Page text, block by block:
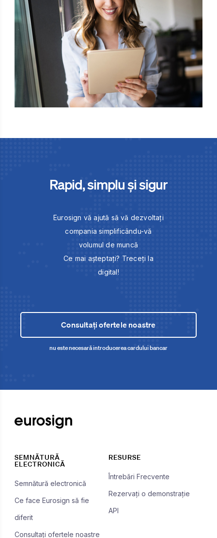
Rapid, simplu și sigur
Eurosign vă ajută să vă dezvoltați
compania simplificându-vă
volumul de muncă
Ce mai așteptați? Treceți la
digital!
Consultați ofertele noastre
nu este necesară introducerea cardului bancar
SEMNĂTURĂ
ELECTRONICĂ
Semnătură electronică
Ce face Eurosign să fie
diferit
Consultați ofertele noastre
RESURSE
Întrebări Frecvente
Rezervați o demonstrație
API